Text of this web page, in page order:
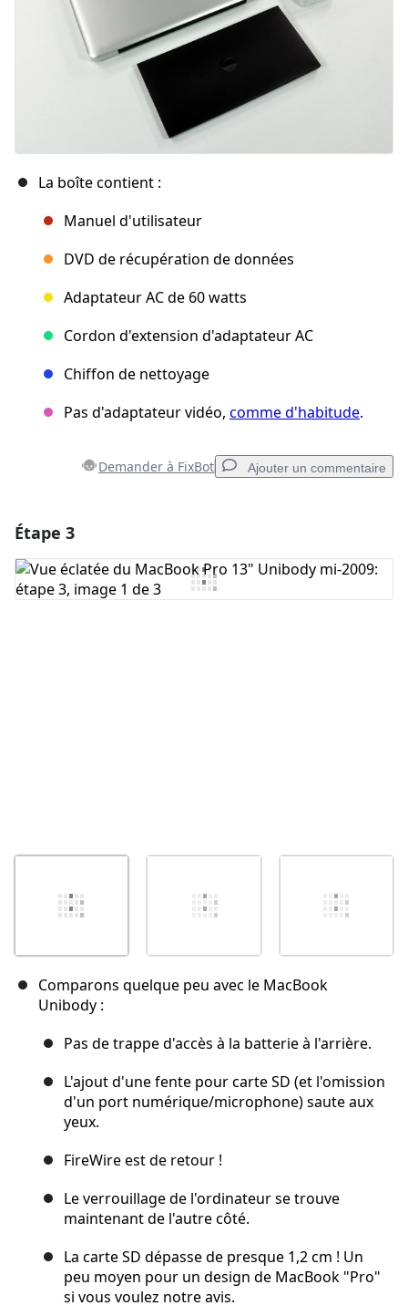
La boîte contient :
Manuel d'utilisateur
DVD de récupération de données
Adaptateur AC de 60 watts
Cordon d'extension d'adaptateur AC
Chiffon de nettoyage
Pas d'adaptateur vidéo, comme d'habitude.
Demander à FixBot Ajouter un commentaire
Ajouter un commentaire
Étape 3
Comparons quelque peu avec le MacBook
Unibody :
Pas de trappe d'accès à la batterie à l'arrière.
L'ajout d'une fente pour carte SD (et l'omission
d'un port numérique/microphone) saute aux
yeux.
FireWire est de retour !
Le verrouillage de l'ordinateur se trouve
maintenant de l'autre côté.
La carte SD dépasse de presque 1,2 cm ! Un
peu moyen pour un design de MacBook "Pro"
si vous voulez notre avis.